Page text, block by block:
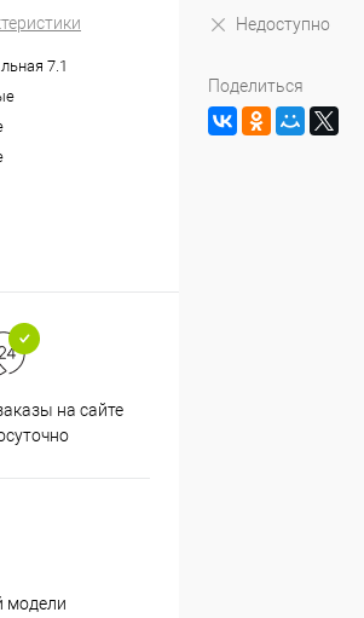
7.1
на сайте
модели
Недоступно
Поделиться